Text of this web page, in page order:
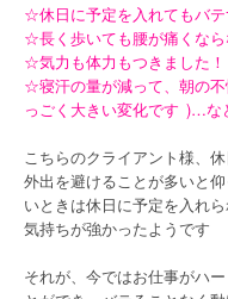
☆休日に予定を入れてもバテ
☆長く歩いても腰が痛くな
☆気力も体力もつきました！
☆寝汗の量が減って、朝の
っごく大きい変化です )…な
こちらのクライアント様、
外出を避けることが多いと
いときは休日に予定を入れ
気持ちが強かったようです
それが、今ではお仕事がハ